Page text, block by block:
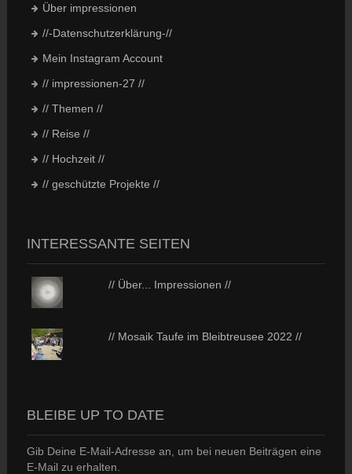
Über impressionen
//-Datenschutzerklärung-//
Mein Instagram Account
// impressionen-27 //
// Themen //
// Reise //
// Hochzeit //
// geschützte Projekte //
INTERESSANTE SEITEN
// Über... Impressionen //
// Mosaik Taufe im Bleibtreusee 2022 //
BLEIBE UP TO DATE
Gib Deine E-Mail-Adresse an, um bei neuen Beiträgen eine
E-Mail zu erhalten.